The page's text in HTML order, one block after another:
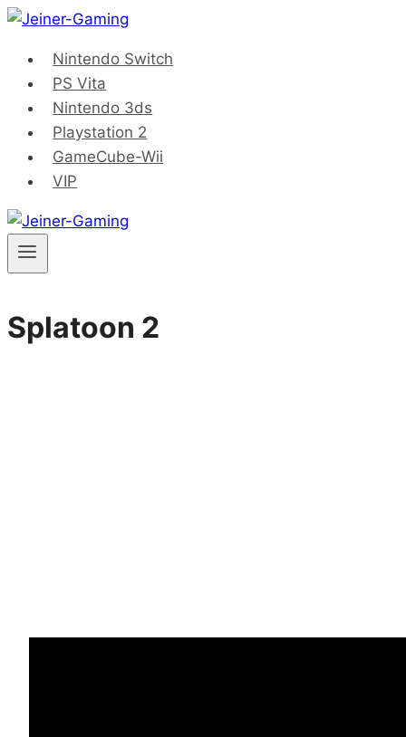
Saltar
contenidoNintendo Switch
PS Vita
Nintendo 3ds
Playstation 2
GameCube-Wii
VIP
Splatoon 2